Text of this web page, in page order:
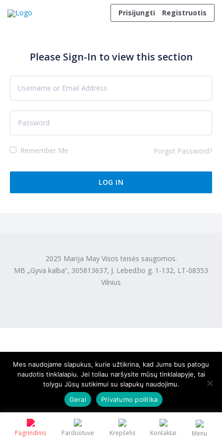
Prisijungti
Registruotis
Pagrindinis Parduotuvė Krepšelis Kontaktai Menu
Please Sign-In to view this section
Remember Me Forgot Password?
2025 Marija May Visos teisės saugomos.
MB „Gyva kalba“, 305813637, J. Lebedžio g. 1-132, LT-08353
Vilnius
Mes naudojame slapukus, kurie užtikrina, kad Jums bus patogu
naudotis tinklalapiu. Jei toliau naršysite mūsų tinklalapyje, tai
tolygu Jūsų sutikimui su slapukų naudojimu.
Gerai
Privatumo politika